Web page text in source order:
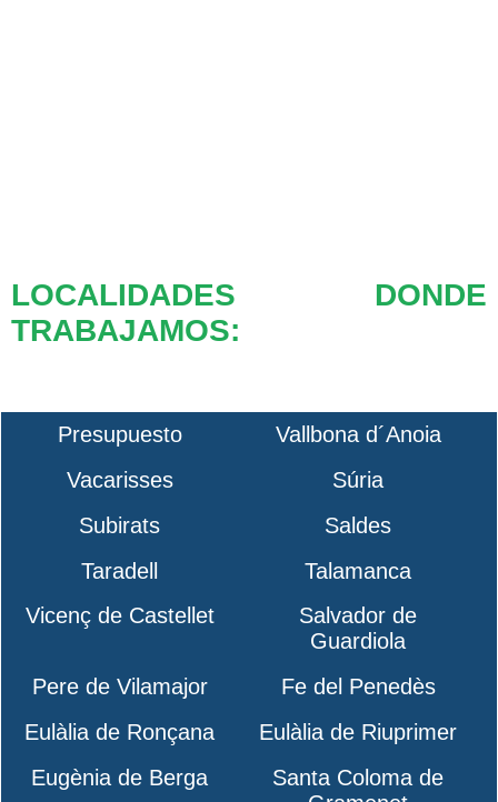
LOCALIDADES DONDE
TRABAJAMOS:
Presupuesto
Vallbona d´Anoia
Vacarisses
Súria
Subirats
Saldes
Taradell
Talamanca
Vicenç de Castellet
Salvador de
Guardiola
Pere de Vilamajor
Fe del Penedès
Eulàlia de Ronçana
Eulàlia de Riuprimer
Eugènia de Berga
Santa Coloma de